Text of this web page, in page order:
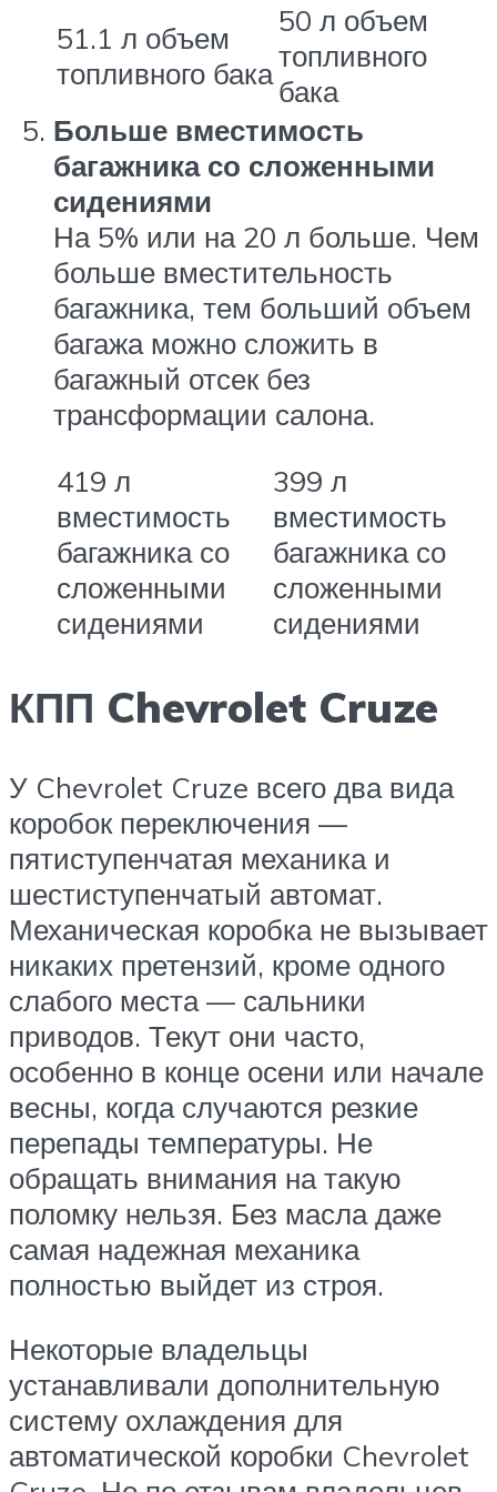
51.1 л объем
топливного бака
50 л объем
топливного
бака
Больше вместимость
багажника со сложенными
сидениями
На 5% или на 20 л больше. Чем
больше вместительность
багажника, тем больший объем
багажа можно сложить в
багажный отсек без
трансформации салона.
419 л
вместимость
багажника со
сложенными
сидениями
399 л
вместимость
багажника со
сложенными
сидениями
КПП Chevrolet Cruze
У Chevrolet Cruze всего два вида
коробок переключения —
пятиступенчатая механика и
шестиступенчатый автомат.
Механическая коробка не вызывает
никаких претензий, кроме одного
слабого места — сальники
приводов. Текут они часто,
особенно в конце осени или начале
весны, когда случаются резкие
перепады температуры. Не
обращать внимания на такую
поломку нельзя. Без масла даже
самая надежная механика
полностью выйдет из строя.
Некоторые владельцы
устанавливали дополнительную
систему охлаждения для
автоматической коробки Chevrolet